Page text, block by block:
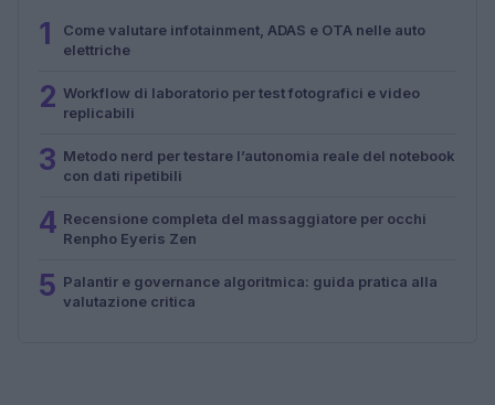
1
Come valutare infotainment, ADAS e OTA nelle auto
elettriche
2 Workflow di laboratorio per test fotografici e video
replicabili
3 Metodo nerd per testare l’autonomia reale del notebook
con dati ripetibili
4 Recensione completa del massaggiatore per occhi
Renpho Eyeris Zen
5 Palantir e governance algoritmica: guida pratica alla
valutazione critica